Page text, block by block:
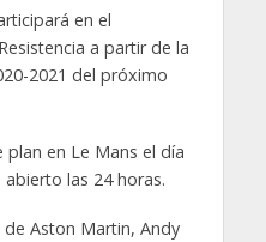
en el
a partir de la
2021 del próximo
en Le Mans el día
las 24 horas.
de Aston Martin, Andy